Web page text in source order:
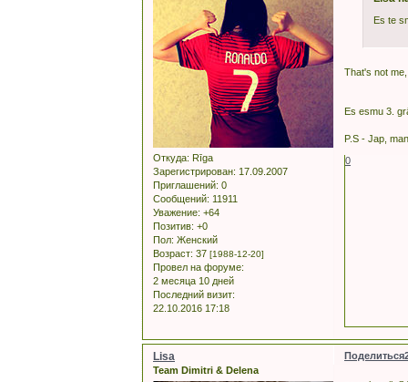
Откуда: Rīga
Зарегистрирован: 17.09.2007
Приглашений: 0
Сообщений: 11911
Уважение: +64
Позитив: +0
Пол: Женский
Возраст: 37 [1988-12-20]
Провел на форуме:
2 месяца 10 дней
Последний визит:
22.10.2016 17:18
Es te
That's not
Es esmu 3.
P.S - Jap,
0
Поделиться
Lisa
Team Dimitri & Delena